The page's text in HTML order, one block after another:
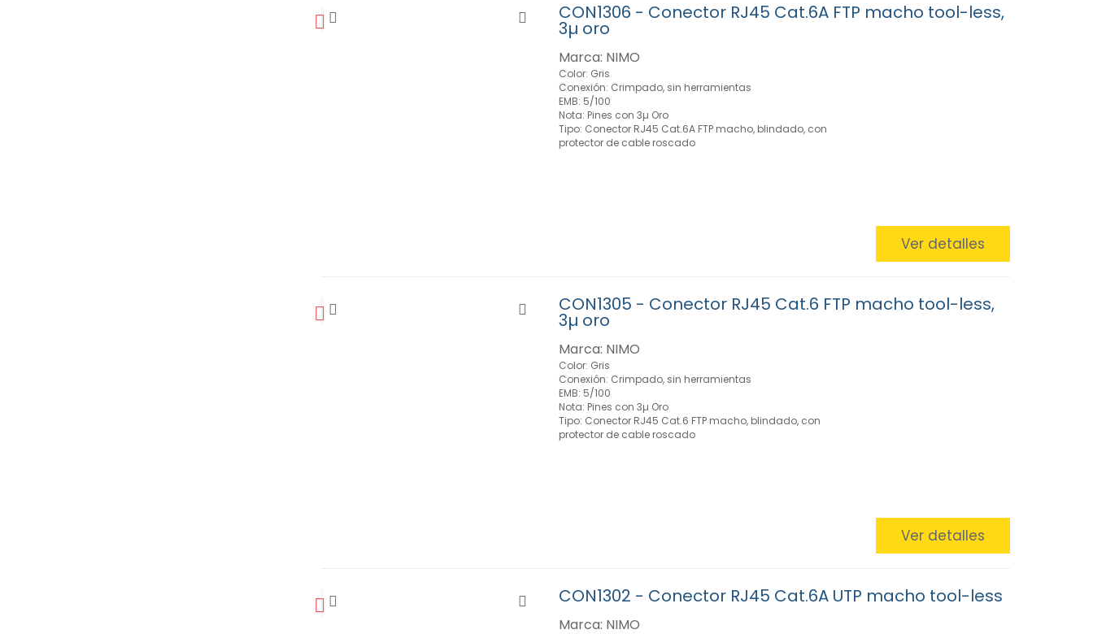
CON1306 - Conector RJ45 Cat.6A FTP macho tool-less,
3µ oro
Marca: NIMO
Color: Gris
Conexión: Crimpado, sin herramientas
EMB: 5/100
Nota: Pines con 3µ Oro
Tipo: Conector RJ45 Cat.6A FTP macho, blindado, con
protector de cable roscado
Ver detalles
CON1305 - Conector RJ45 Cat.6 FTP macho tool-less,
3µ oro
Marca: NIMO
Color: Gris
Conexión: Crimpado, sin herramientas
EMB: 5/100
Nota: Pines con 3µ Oro
Tipo: Conector RJ45 Cat.6 FTP macho, blindado, con
protector de cable roscado
Ver detalles
CON1302 - Conector RJ45 Cat.6A UTP macho tool-less
Marca: NIMO